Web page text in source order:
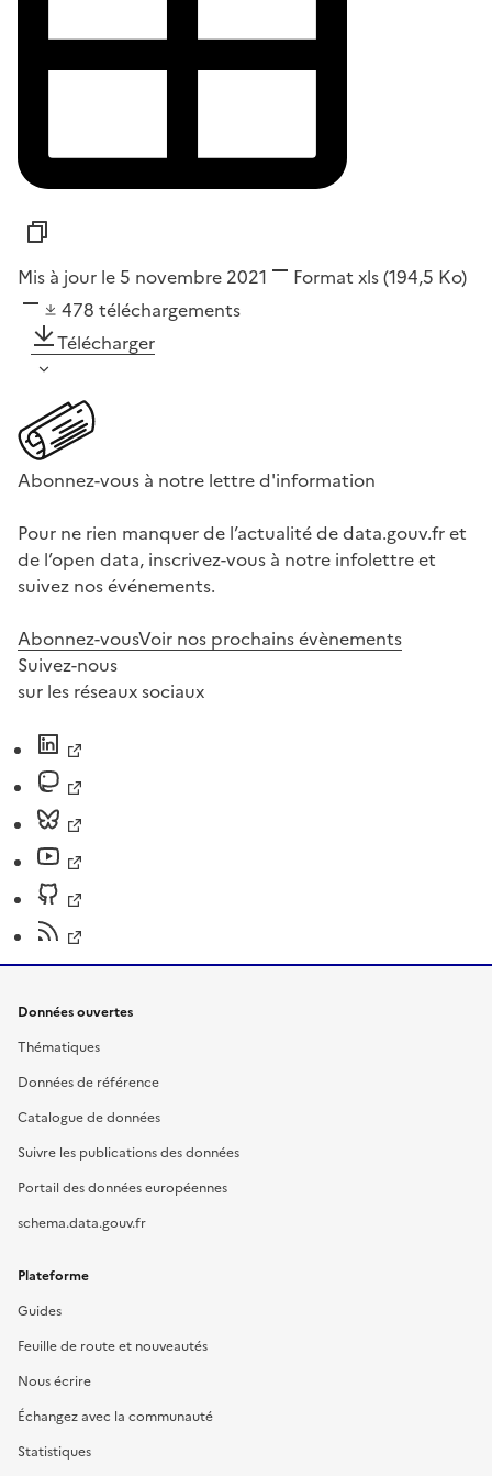
Mis à jour le 5 novembre 2021 Format xls(194,5 Ko)
478 téléchargements
Télécharger
Abonnez-vous à notre lettre d'information
Pour ne rien manquer de l’actualité de data.gouv.fr et
de l’open data, inscrivez-vous à notre infolettre et
suivez nos événements.
Abonnez-vousVoir nos prochains évènements
Suivez-nous
sur les réseaux sociaux
Données ouvertes
Thématiques
Données de référence
Catalogue de données
Suivre les publications des données
Portail des données européennes
schema.data.gouv.fr
Plateforme
Guides
Feuille de route et nouveautés
Nous écrire
Échangez avec la communauté
Statistiques